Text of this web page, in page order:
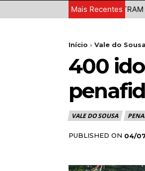
Mais Recentes
DO SOUSA DEMONSTRAM
Início Vale do Sousa
400
VALE DO SOUSA
PUBLISHED ON 04/